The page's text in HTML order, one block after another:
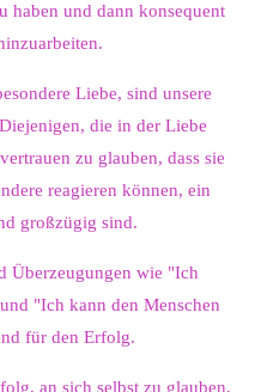
haben und dann konsequent
Liebe, sind unsere
die in der Liebe
zu glauben, dass sie
reagieren können, ein
großzügig sind.
Überzeugungen wie "Ich
"Ich kann den Menschen
für den Erfolg.
an sich selbst zu glauben,